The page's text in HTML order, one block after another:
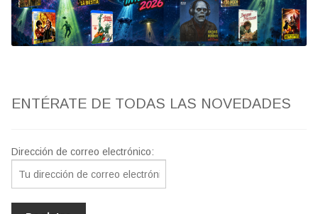
fantaterror
Jesús Franco
ENTÉRATE DE TODAS LAS NOVEDADES
Dirección de correo electrónico: